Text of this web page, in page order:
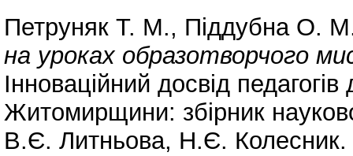
Петруняк Т. М., Піддубна О.
на уроках образотворчого
Інноваційний досвід
Житомирщини: збірник
В.Є. Литньова, Н.Є.